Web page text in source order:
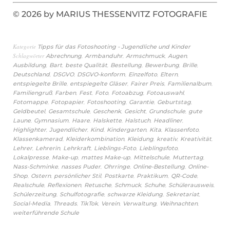
© 2026 by MARIUS THESSENVITZ FOTOGRAFIE
Kategorie Tipps für das Fotoshooting - Jugendliche und Kinder
Schlagwörter Abrechnung Armbanduhr, Armschmuck, Augen,
Ausbildung Bart beste Qualität Bestellung Bewerbung Brille
Deutschland, DSGVO, DSGVO-konform Einzelfoto, Eltern,
entspiegelte Brille entspiegelte Gläser, Fairer Preis Familienalbum
Familiengruß, Farben, Fest Foto, Fotoabzug Fotoauswahl,
Fotomappe Fotopapier, Fotoshooting Garantie Geburtstag
Geldbeutel, Gesamtschule Geschenk, Gesicht Grundschule gute
Laune Gymnasium Haare Halskette Halstuch, Headliner,
Highlighter, Jugendlicher, Kind, Kindergarten, Kita Klassenfoto,
Klassenkamerad, Kleiderkombination, Kleidung kreativ, Kreativität
Lehrer, Lehrerin, Lehrkraft Lieblings-Foto, Lieblingsfoto,
Lokalpresse Make-up mattes Make-up Mittelschule Muttertag
Nass-Schminke nasses Puder, Ohrringe Online-Bestellung Online-
Shop Ostern, persönlicher Stil, Postkarte Praktikum QR-Code
Realschule Reflexionen, Retusche Schmuck, Schuhe Schülerausweis
Schülerzeitung Schulfotografie schwarze Kleidung Sekretariat
Social-Media Threads TikTok, Verein, Verwaltung Weihnachten,
weiterführende Schule